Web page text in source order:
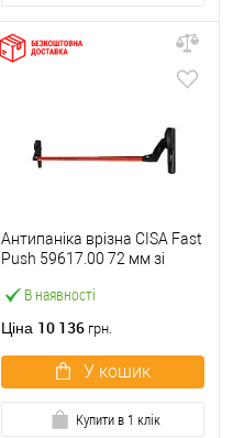
В наявності
Антипаніка врізна CISA Fast
Push 59617.00 72 мм зі
Ціна 10 136 грн.
У кошик
Купити в 1 клік